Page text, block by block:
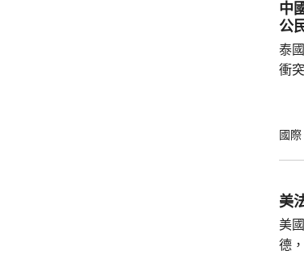
方面
修
中
公
泰
衝
定
公
場
法
國際
美
美
德